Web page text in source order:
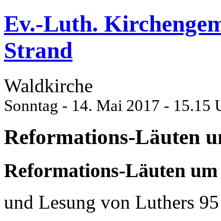
Ev.-Luth.
Strand
Waldkirche
Sonntag - 14. Mai 2017 - 15.15
Reformations-Läuten
Reformations-Läuten
und Lesung von Luthers